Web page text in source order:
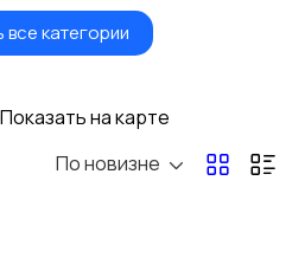
Книги и журналы
Материалы для
все категории
на карте
По новизне